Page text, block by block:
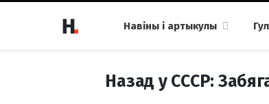
Навіны і артыкулы
Назад у СССР: